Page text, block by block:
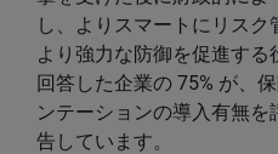
し、よりスマートにリスク
より強力な防御を促進す
回答した企業の 75% が、
ンテーションの導入有無
告しています。